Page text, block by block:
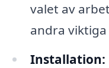
valet av
andra viktiga
Installation: